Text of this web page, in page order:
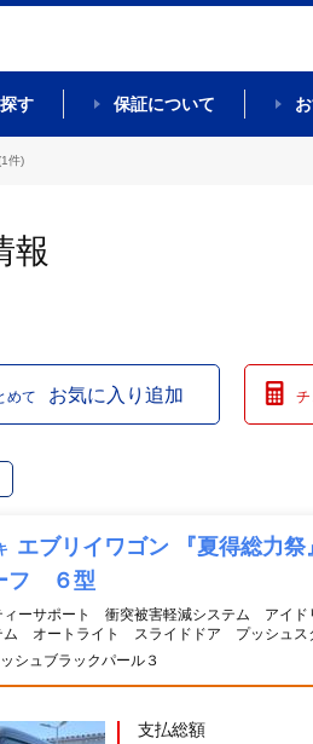
す 保証について
件)
報
めて お気に入り追加
エブリイワゴン 『夏得総
フ ６型
ィーサポート 衝突被害軽減システム アイ
ム オートライト スライドドア プッシュ
シュブラックパール３
支払総額